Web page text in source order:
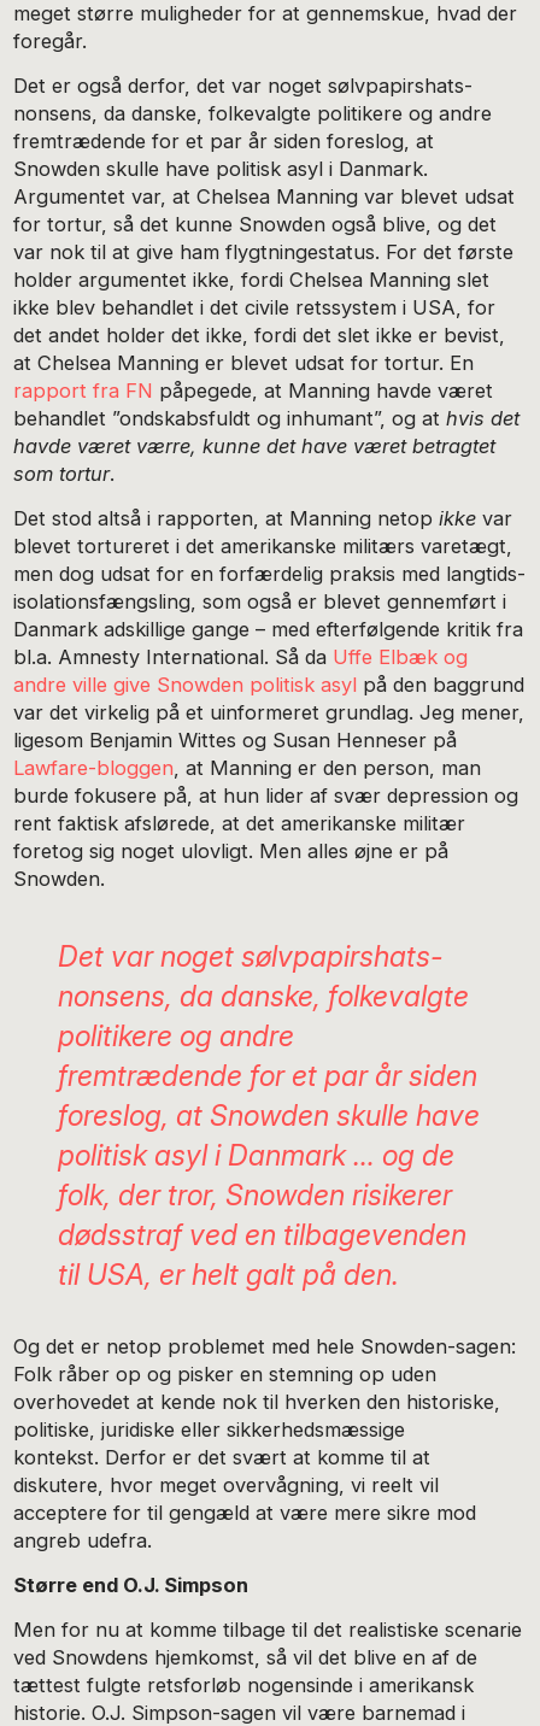
meget større muligheder for at gennemskue, hvad der
foregår.
Det er også derfor, det var noget sølvpapirshats-
nonsens, da danske, folkevalgte politikere og andre
fremtrædende for et par år siden foreslog, at
Snowden skulle have politisk asyl i Danmark.
Argumentet var, at Chelsea Manning var blevet udsat
for tortur, så det kunne Snowden også blive, og det
var nok til at give ham flygtningestatus. For det første
holder argumentet ikke, fordi Chelsea Manning slet
ikke blev behandlet i det civile retssystem i USA, for
det andet holder det ikke, fordi det slet ikke er bevist,
at Chelsea Manning er blevet udsat for tortur. En
rapport fra FN påpegede, at Manning havde været
behandlet ”ondskabsfuldt og inhumant”, og athvis det
havde været værre, kunne det have været betragtet
som tortur.
Det stod altså i rapporten, at Manning netopikkevar
blevet tortureret i det amerikanske militærs varetægt,
men dog udsat for en forfærdelig praksis med langtids-
isolationsfængsling, som også er blevet gennemført i
Danmark adskillige gange – med efterfølgende kritik fra
bl.a. Amnesty International. Så da Uffe Elbæk og
andre ville give Snowden politisk asyl på den baggrund
var det virkelig på et uinformeret grundlag. Jeg mener,
ligesom Benjamin Wittes og Susan Henneser på
Lawfare-bloggen , at Manning er den person, man
burde fokusere på, at hun lider af svær depression og
rent faktisk afslørede, at det amerikanske militær
foretog sig noget ulovligt. Men alles øjne er på
Snowden.
Det var noget sølvpapirshats-
nonsens, da danske, folkevalgte
politikere og andre
fremtrædende for et par år siden
foreslog, at Snowden skulle have
politisk asyl i Danmark … og de
folk, der tror, Snowden risikerer
dødsstraf ved en tilbagevenden
til USA, er helt galt på den.
Og det er netop problemet med hele Snowden-sagen:
Folk råber op og pisker en stemning op uden
overhovedet at kende nok til hverken den historiske,
politiske, juridiske eller sikkerhedsmæssige
kontekst. Derfor er det svært at komme til at
diskutere, hvor meget overvågning, vi reelt vil
acceptere for til gengæld at være mere sikre mod
angreb udefra.
Større end O.J. Simpson
Men for nu at komme tilbage til det realistiske scenarie
ved Snowdens hjemkomst, så vil det blive en af de
tættest fulgte retsforløb nogensinde i amerikansk
historie. O.J. Simpson-sagen vil være barnemad i